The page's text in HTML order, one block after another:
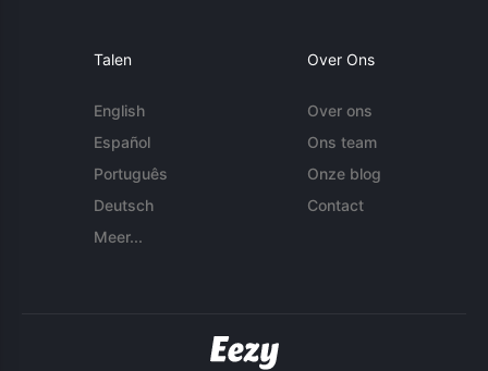
Talen
English
Español
Português
Deutsch
Meer...
Over Ons
Over ons
Ons team
Onze blog
Contact